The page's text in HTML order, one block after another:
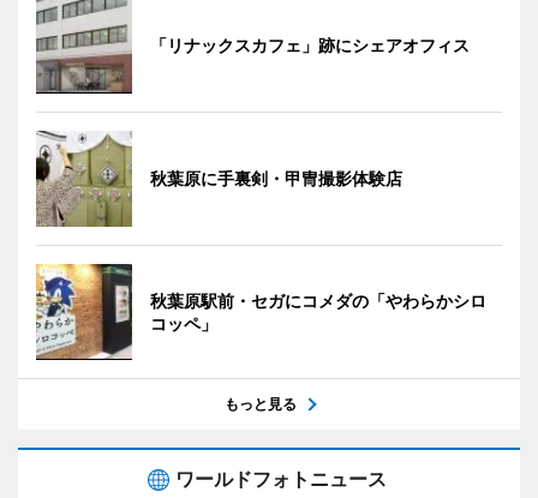
「リナックスカフェ」跡にシェアオフィス
秋葉原に手裏剣・甲冑撮影体験店
秋葉原駅前・セガにコメダの「やわらかシロ
コッペ」
もっと見る
ワールドフォトニュース